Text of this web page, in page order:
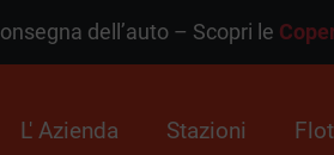
dell’auto – Scopri le
L' Azienda Stazioni